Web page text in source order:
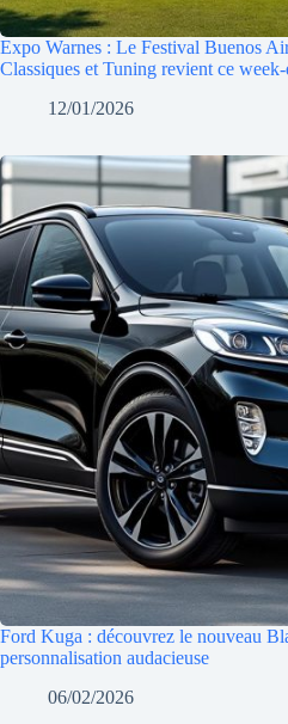
Expo Warnes : Le Festival Buenos
Classiques et Tuning revient ce
12/01/2026
Ford Kuga : découvrez le nouveau
personnalisation audacieuse
06/02/2026